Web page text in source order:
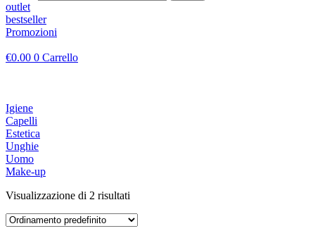
outlet
bestseller
Promozioni
€0.00 0 Carrello
Igiene
Capelli
Estetica
Unghie
Uomo
Make-up
Visualizzazione di 2 risultati